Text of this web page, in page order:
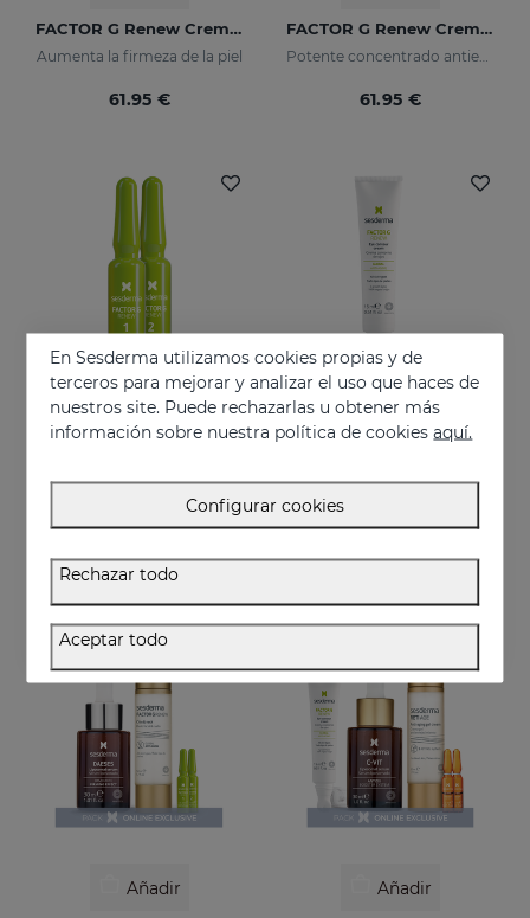
FACTOR G Renew Crema Rejuvenecedora
Aumenta la firmeza de la piel
61.95 €
FACTOR G Renew Crema Gel
Potente concentrado antiedad con factores de crecimiento
61.95 €
Añadir
FACTOR G Renew Ampollas Bioestimulantes
Ampollas de efecto flash reafirmante
Añadir
FACTOR G Renew Contorno De Ojos
EXCLUSIVO ONLINE
Añadir
EXCLUSIVO ONLINE
Añadir
En Sesderma utilizamos cookies propias y de
terceros para mejorar y analizar el uso que haces de
nuestros site. Puede rechazarlas u obtener más
información sobre nuestra política de cookiesaquí.
Configurar cookies
Rechazar todo
Aceptar todo